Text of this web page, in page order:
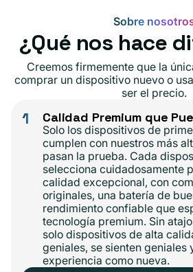
Sobre
¿Qué nos hace
Creemos firmemente que la
comprar un dispositivo nuevo o
ser el precio.
1 Calidad Premium que
Solo los dispositivos de
cumplen con nuestros más
pasan la prueba. Cada
selecciona cuidadosamente
calidad excepcional, con
originales, una batería de
rendimiento confiable que
tecnología premium. Sin
solo dispositivos de alta
geniales, se sienten geniales
experiencia como nueva.